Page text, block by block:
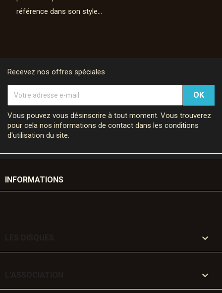
référence dans son style…
Recevez nos offres spéciales
Vous pouvez vous désinscrire à tout moment. Vous trouverez
pour cela nos informations de contact dans les conditions
d'utilisation du site.
INFORMATIONS

